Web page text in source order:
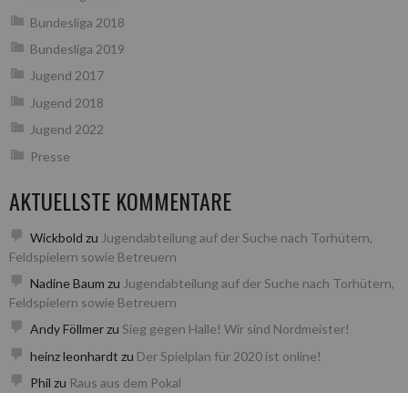
Bundesliga 2018
Bundesliga 2019
Jugend 2017
Jugend 2018
Jugend 2022
Presse
AKTUELLSTE KOMMENTARE
Wickbold zu Jugendabteilung auf der Suche nach Torhütern,
Feldspielern sowie Betreuern
Nadine Baum zu Jugendabteilung auf der Suche nach Torhütern,
Feldspielern sowie Betreuern
Andy Föllmerzu Sieg gegen Halle! Wir sind Nordmeister!
heinz leonhardt zu Der Spielplan für 2020 ist online!
Phil zu Raus aus dem Pokal